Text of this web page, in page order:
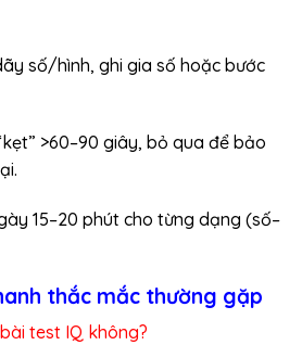
số/hình, ghi gia số hoặc bước
>60–90 giây, bỏ qua để bảo
15–20 phút cho từng dạng (số–
thắc mắc thường gặp
test IQ không?